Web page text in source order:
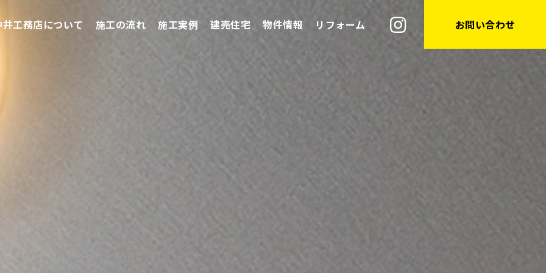
井工務店について 施工の流れ 施工実例 建売住宅 物件情報 リフォーム お問い合わせ